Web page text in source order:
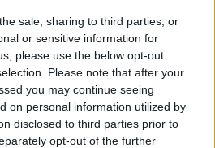
sale, sharing to third parties, or
or sensitive information for
please use the below opt-out
Please note that after your
you may continue seeing
on personal information utilized by
disclosed to third parties prior to
opt-out of the further
a Facebookon